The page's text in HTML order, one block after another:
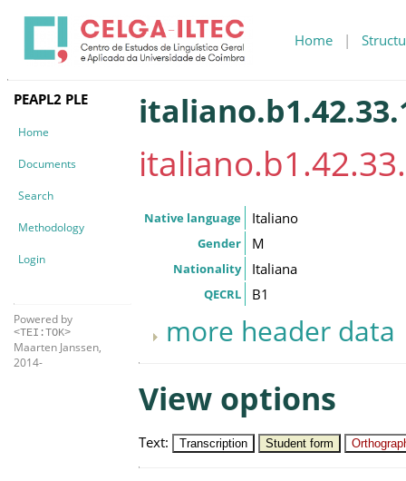
Home |
PEAPL2 PLE
Home
Documents
Search
Methodology
Login
Powered by
<TEI:TOK>
Maarten Janssen,
2014-
Native language Italiano
Gender M
Nationality Italiana
QECRL B1
more header data
View options
Text: Transcription Student form